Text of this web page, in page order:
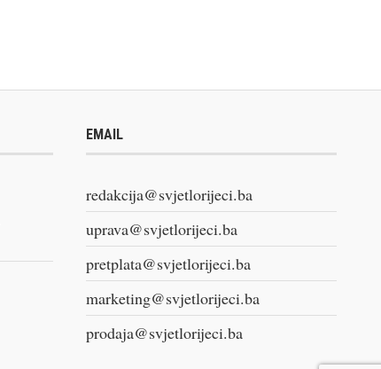
EMAIL
redakcija@svjetlorijeci.ba
uprava@svjetlorijeci.ba
pretplata@svjetlorijeci.ba
marketing@svjetlorijeci.ba
prodaja@svjetlorijeci.ba